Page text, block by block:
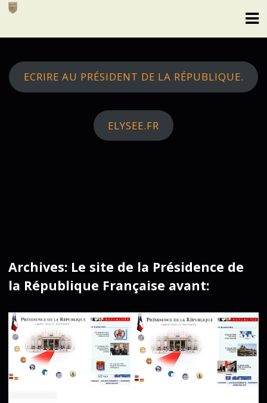
Skip
ECRIRE AU PRÉSIDENT DE LA RÉPUBLIQUE.
ELYSEE.FR
Archives: Le site de la Présidence de
la République Française avant: